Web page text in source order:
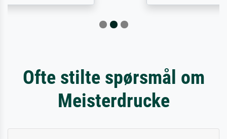
Ofte stilte spørsmål om
Meisterdrucke